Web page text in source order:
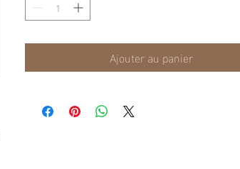
Ajouter au panier